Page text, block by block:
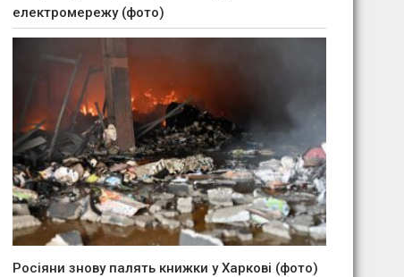
електромережу (фото)
Росіяни знову палять книжки у Харкові (фото)